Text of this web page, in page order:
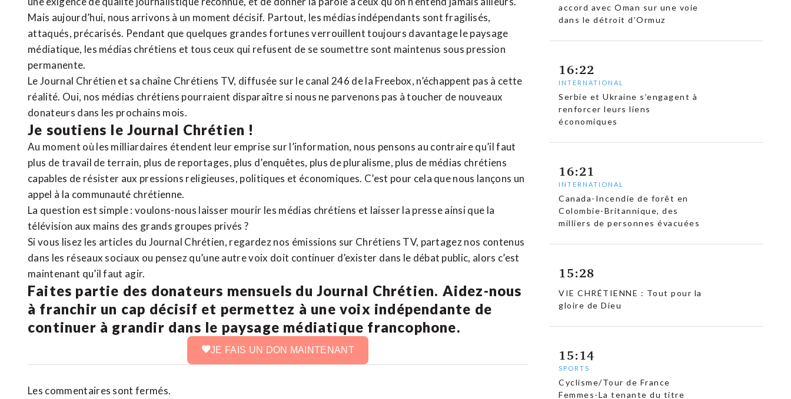
Mais aujourd’hui, nous arrivons à un moment décisif. Partout, les médias indépendants sont fragilisés,
attaqués, précarisés. Pendant que quelques grandes fortunes verrouillent toujours davantage le paysage
médiatique, les médias chrétiens et tous ceux qui refusent de se soumettre sont maintenus sous pression
permanente.
Le Journal Chrétien et sa chaîne Chrétiens TV, diffusée sur le canal 246 de la Freebox, n’échappent pas à cette
réalité. Oui, nos médias chrétiens pourraient disparaître si nous ne parvenons pas à toucher de nouveaux
donateurs dans les prochains mois.
Je soutiens le Journal Chrétien !
Au moment où les milliardaires étendent leur emprise sur l’information, nous pensons au contraire qu’il faut
plus de travail de terrain, plus de reportages, plus d’enquêtes, plus de pluralisme, plus de médias chrétiens
capables de résister aux pressions religieuses, politiques et économiques. C’est pour cela que nous lançons un
appel à la communauté chrétienne.
La question est simple : voulons-nous laisser mourir les médias chrétiens et laisser la presse ainsi que la
télévision aux mains des grands groupes privés ?
Si vous lisez les articles du Journal Chrétien, regardez nos émissions sur Chrétiens TV, partagez nos contenus
dans les réseaux sociaux ou pensez qu’une autre voix doit continuer d’exister dans le débat public, alors c’est
maintenant qu’il faut agir.
Faites partie des donateurs mensuels du Journal Chrétien. Aidez-nous
à franchir un cap décisif et permettez à une voix indépendante de
continuer à grandir dans le paysage médiatique francophone.
JE FAIS UN DON MAINTENANT
Les commentaires sont fermés.
accord avec Oman sur une voie
dans le détroit d’Ormuz
16:22
INTERNATIONAL
Serbie et Ukraine s’engagent à
renforcer leurs liens
économiques
16:21
INTERNATIONAL
Canada-Incendie de forêt en
Colombie-Britannique, des
milliers de personnes évacuées
15:28
VIE CHRÉTIENNE : Tout pour la
gloire de Dieu
15:14
SPORTS
Cyclisme/Tour de France
Femmes-La tenante du titre